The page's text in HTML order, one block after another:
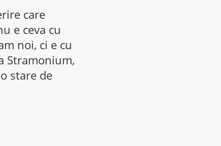
care
e ceva cu
noi, ci e cu
Stramonium,
stare de